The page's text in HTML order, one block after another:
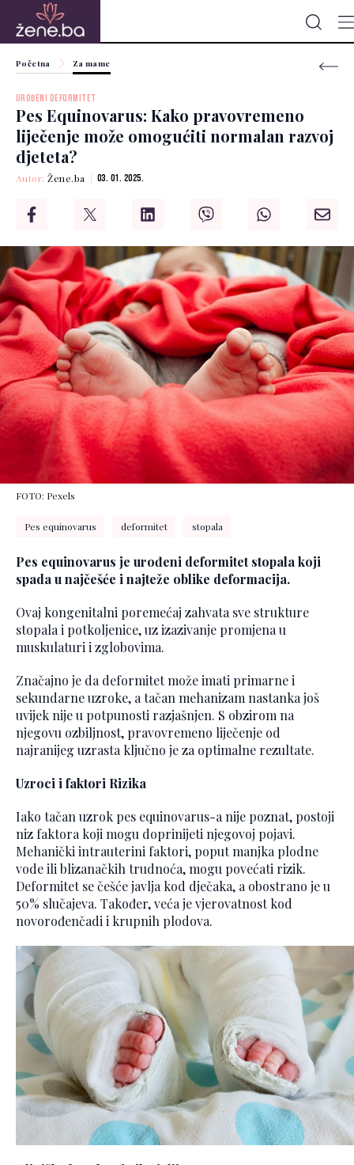
Početna Za mame
UROĐENI DEFORMITET
Pes Equinovarus: Kako pravovremeno
liječenje može omogućiti normalan razvoj
djeteta?
Autor:Žene.ba 03. 01. 2025.
FOTO: Pexels
Pes equinovarus deformitet stopala
Pes equinovarus je urođeni deformitet stopala koji
spada u najčešće i najteže oblike deformacija.
Ovaj kongenitalni poremećaj zahvata sve strukture
stopala i potkoljenice, uz izazivanje promjena u
muskulaturi i zglobovima.
Značajno je da deformitet može imati primarne i
sekundarne uzroke, a tačan mehanizam nastanka još
uvijek nije u potpunosti razjašnjen. S obzirom na
njegovu ozbiljnost, pravovremeno liječenje od
najranijeg uzrasta ključno je za optimalne rezultate.
Uzroci i faktori Rizika
Iako tačan uzrok pes equinovarus-a nije poznat, postoji
niz faktora koji mogu doprinijeti njegovoj pojavi.
Mehanički intrauterini faktori, poput manjka plodne
vode ili blizanačkih trudnoća, mogu povećati rizik.
Deformitet se češće javlja kod dječaka, a obostrano je u
50% slučajeva. Također, veća je vjerovatnost kod
novorođenčadi i krupnih plodova.